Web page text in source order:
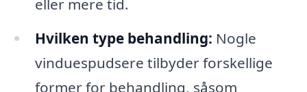
eller mere tid.
Hvilken type behandling: Nogle
vinduespudsere tilbyder forskellige
former for behandling, såsom